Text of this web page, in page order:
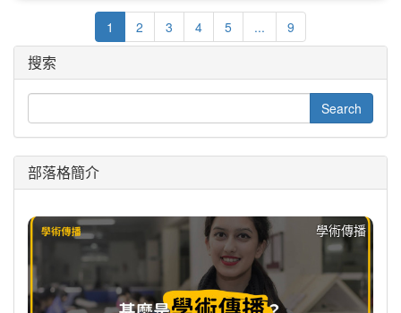
Google Gemini、Microsoft Bing Copilot和ChatGPT。以下就
Gemini、Copilot和ChatGPT三種生成式人工智慧聊天機器人簡
單介紹： 生成式人工智慧聊天機器人 簡介 Gemini Gemini為
DeepMind 和Google…
1 2 3 4 5 ... 9
搜索
部落格簡介
學術傳播